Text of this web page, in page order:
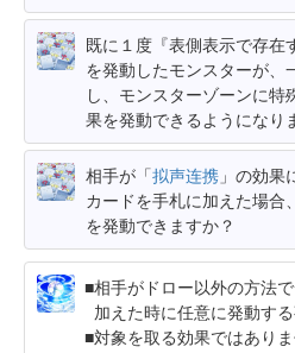
既に１度『表側表示で存在
を発動したモンスターが、
し、モンスターゾーンに
果を発動できるようになり
相手が「拟声连携 」の効
カードを手札に加えた場合
を発動できますか？
相手がドロー以外の方法
加えた時に任意に発動す
対象を取る効果ではありま